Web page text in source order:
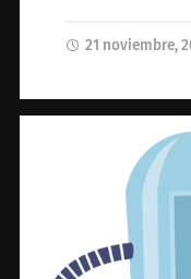
21 noviembre,